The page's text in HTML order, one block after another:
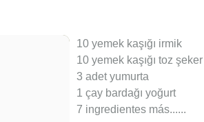
10 yemek kaşığı irmik
10 yemek kaşığı toz şeker
3 adet yumurta
1 çay bardağı yoğurt
7 ingredientes más......